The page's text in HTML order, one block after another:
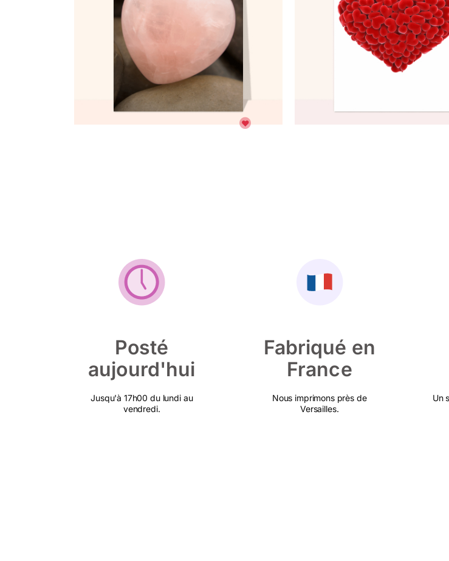
Posté
aujourd'hui
Jusqu'à 17h00 du lundi au
vendredi.
Fabriqué en
France
Nous imprimons près de
Versailles.
Un